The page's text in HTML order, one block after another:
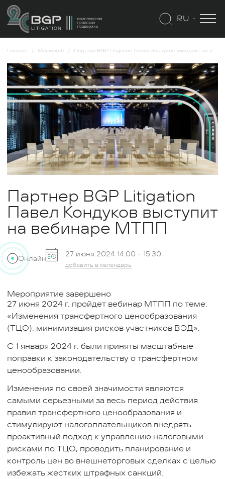
RU
Главная Медиахаб Партнер BGP Litigation Павел Кондуков выступит на вебинаре МТПП
Партнер BGP Litigation
Павел Кондуков выступит
на вебинаре МТПП
Онлайн 27 июня 2024 14:00 - 15:30
добавить в календарь
Мероприятие завершено
27 июня 2024 г. пройдет вебинар МТПП по теме:
«Изменения трансфертного ценообразования
(ТЦО): минимизация рисков участников ВЭД».
С 1 января 2024 г. были приняты масштабные
поправки к законодательству о трансфертном
ценообразовании.
Изменения по своей значимости являются
самыми серьезными за весь период действия
правил трансфертного ценообразования и
стимулируют налогоплательщиков внедрять
проактивный подход к управлению налоговыми
рисками по ТЦО, проводить планирование и
контроль цен во внешнеторговых сделках с целью
избежать жестких штрафных санкций.